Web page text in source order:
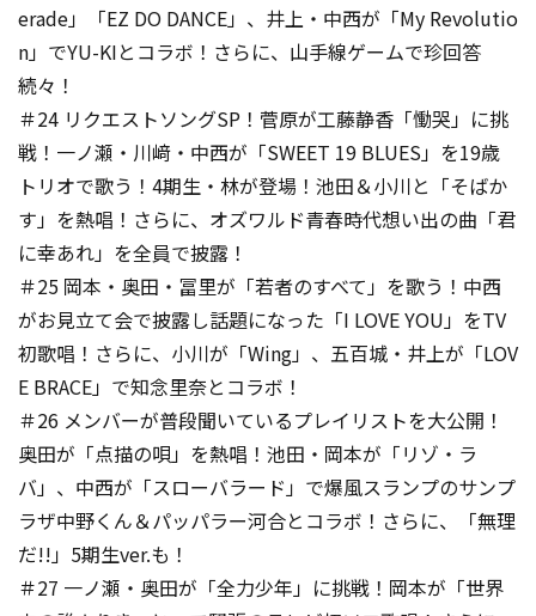
erade」「EZ DO DANCE」、井上・中西が「My Revolutio
n」でYU-KIとコラボ！さらに、山手線ゲームで珍回答
続々！
＃24 リクエストソングSP！菅原が工藤静香「慟哭」に挑
戦！一ノ瀬・川﨑・中西が「SWEET 19 BLUES」を19歳
トリオで歌う！4期生・林が登場！池田＆小川と「そばか
す」を熱唱！さらに、オズワルド青春時代想い出の曲「君
に幸あれ」を全員で披露！
＃25 岡本・奥田・冨里が「若者のすべて」を歌う！中西
がお見立て会で披露し話題になった「I LOVE YOU」をTV
初歌唱！さらに、小川が「Wing」、五百城・井上が「LOV
E BRACE」で知念里奈とコラボ！
＃26 メンバーが普段聞いているプレイリストを大公開！
奥田が「点描の唄」を熱唱！池田・岡本が「リゾ・ラ
バ」、中西が「スローバラード」で爆風スランプのサンプ
ラザ中野くん＆パッパラー河合とコラボ！さらに、「無理
だ!!」5期生ver.も！
＃27 一ノ瀬・奥田が「全力少年」に挑戦！岡本が「世界